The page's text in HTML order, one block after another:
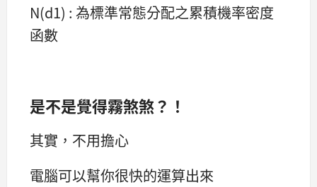
N(d1) : 為標準常態分配之累積機率密度
函數
是不是覺得霧煞煞？！
其實，不用擔心
電腦可以幫你很快的運算出來